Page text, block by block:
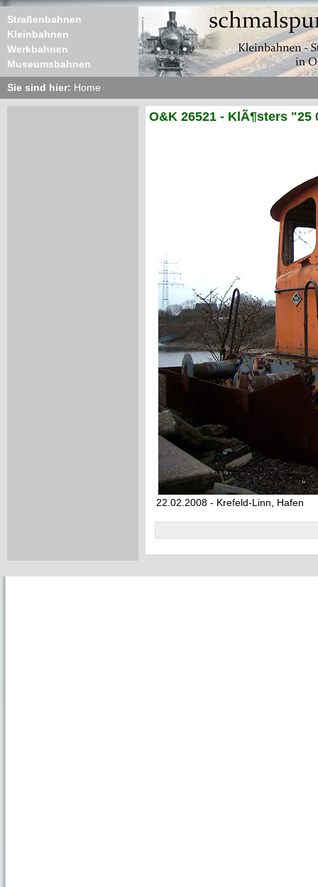
Straßenbahnen
Kleinbahnen
Werkbahnen
Museumsbahnen
Sie sind hier: Home
O&K 26521 - KlÃ¶sters "25
22.02.2008 - Krefeld-Linn, Hafen